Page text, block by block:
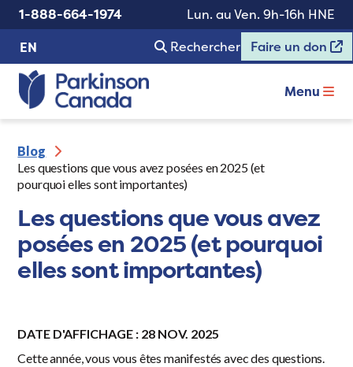
1-888-664-1974
Lun. au Ven. 9h-16h HNE
EN
Rechercher Faire un don
Menu
Blog
Les questions que vous avez posées en 2025 (et
pourquoi elles sont importantes)
Les questions que vous avez
posées en 2025 (et pourquoi
elles sont importantes)
DATE D'AFFICHAGE : 28 NOV. 2025
Cette année, vous vous êtes manifestés avec des questions.